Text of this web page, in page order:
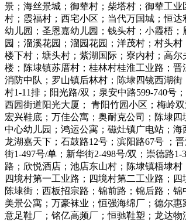
景；海丝景城；御辇村；柴塔村；御辇工
村；霞福村；西宅小区；当代万国城；恒
幼儿园；圣恩嘉幼儿园；钱头村；小霞梧
园；溜溪花园；溜园花园；洋茂村；村头
楼下村；塘头村；紫湖国际；寮内村；高
楼；陈埭镇苏厝村；桂林村桂淮工业路；
消防中队；罗山镇后林村；陈埭四镜西湖
村1-11排；阳光路/双；泉安中路599-740号
西园街道阳光大厦； 青阳竹园小区；梅岭
宏兴鞋底；万佳公寓；奥耐克公司；陈埭
中心幼儿园；鸿运公寓；磁灶镇广电站；
龙湖嘉天下；石鼓路12号；滨阳路67号 ；
街1-497号/单；新华街2-498号/双；崇德路
路；欣悦酒店；池店东山村；陈埭镇梧埭
四境村第一工业路；四境村第二工业路；四
陈埭街；西板招宗路；锦前路；锦后路；
美景公寓；万豪袜业；恒强海绵厂；德尔
意足鞋厂；铭亿高频厂；恒驰鞋塑；龙达